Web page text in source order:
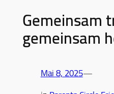
Gemeinsam
gemeinsam
Mai 8, 2025—